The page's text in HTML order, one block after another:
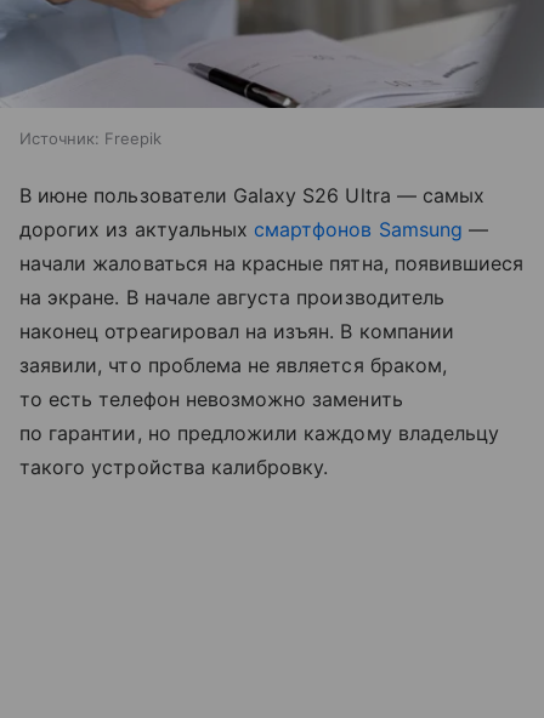
Источник: Freepik
В июне пользователи Galaxy S26 Ultra — самых
дорогих из актуальных смартфонов Samsung —
начали жаловаться на красные пятна, появившиеся
на экране. В начале августа производитель
наконец отреагировал на изъян. В компании
заявили, что проблема не является браком,
то есть телефон невозможно заменить
по гарантии, но предложили каждому владельцу
такого устройства калибровку.